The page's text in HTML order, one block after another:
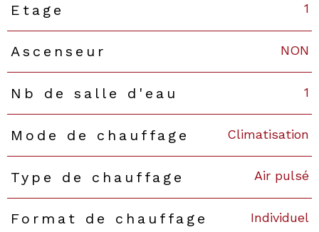
Etage 1
Ascenseur NON
Nb de salle d'eau 1
Mode de chauffage Climatisation
Type de chauffage Air pulsé
Format de chauffage Individuel